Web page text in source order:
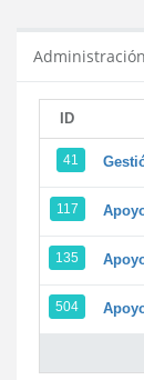
ID
41
117
135
504